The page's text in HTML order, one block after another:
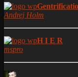
Andrej Holm
H I E R
mspro